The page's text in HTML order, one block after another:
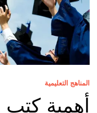
المناهج التعليمية
أهمية كتب